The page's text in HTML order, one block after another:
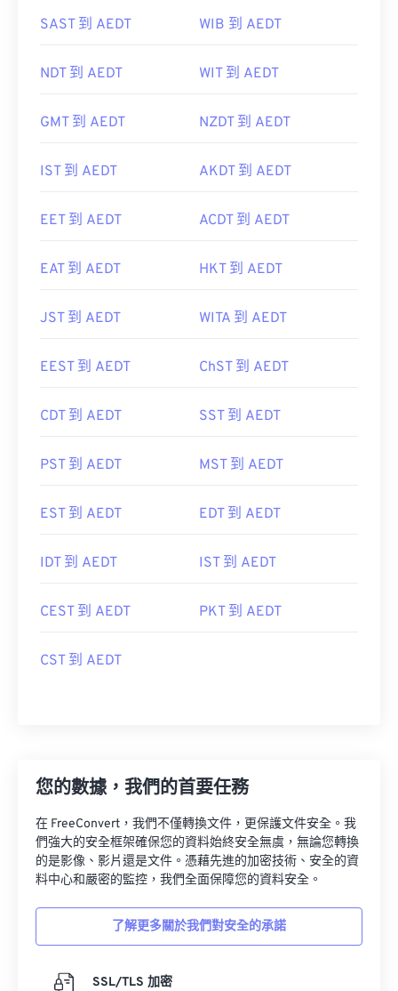
SAST 到 AEDT WIB 到 AEDT
NDT 到 AEDT WIT 到 AEDT
GMT 到 AEDT NZDT 到 AEDT
IST 到 AEDT AKDT 到 AEDT
EET 到 AEDT ACDT 到 AEDT
EAT 到 AEDT HKT 到 AEDT
JST 到 AEDT WITA 到 AEDT
EEST 到 AEDT ChST 到 AEDT
CDT 到 AEDT SST 到 AEDT
PST 到 AEDT MST 到 AEDT
EST 到 AEDT EDT 到 AEDT
IDT 到 AEDT IST 到 AEDT
CEST 到 AEDT PKT 到 AEDT
CST 到 AEDT
您的數據，我們的首要任務
在 FreeConvert，我們不僅轉換文件，更保護文件安全。我
們強大的安全框架確保您的資料始終安全無虞，無論您轉換
的是影像、影片還是文件。憑藉先進的加密技術、安全的資
料中心和嚴密的監控，我們全面保障您的資料安全。
了解更多關於我們對安全的承諾
SSL/TLS 加密